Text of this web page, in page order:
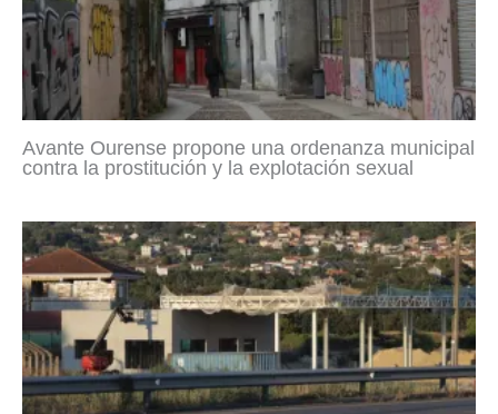
Avante Ourense propone una ordenanza municipal
contra la prostitución y la explotación sexual